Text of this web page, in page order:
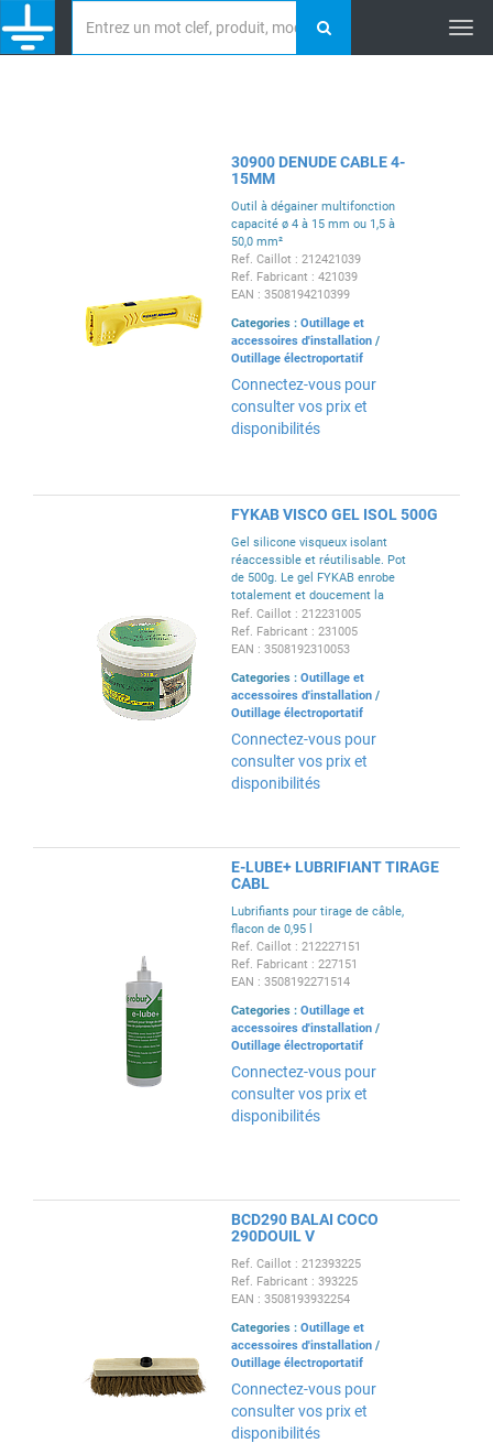
30900 DENUDE CABLE 4-
15MM
Outil à dégainer multifonction
capacité ø 4 à 15 mm ou 1,5 à
50,0 mm²
Ref. Caillot : 212421039
Ref. Fabricant : 421039
EAN : 3508194210399
Categories : Outillage et
accessoires d'installation /
Outillage électroportatif
Connectez-vous pour
consulter vos prix et
disponibilités
FYKAB VISCO GEL ISOL 500G
Gel silicone visqueux isolant
réaccessible et réutilisable. Pot
de 500g. Le gel FYKAB enrobe
totalement et doucement la
forme du produit sur lequel on le
pose.
Ref. Caillot : 212231005
Ref. Fabricant : 231005
EAN : 3508192310053
Categories : Outillage et
accessoires d'installation /
Outillage électroportatif
Connectez-vous pour
consulter vos prix et
disponibilités
E-LUBE+ LUBRIFIANT TIRAGE
CABL
Lubrifiants pour tirage de câble,
flacon de 0,95 l
Ref. Caillot : 212227151
Ref. Fabricant : 227151
EAN : 3508192271514
Categories : Outillage et
accessoires d'installation /
Outillage électroportatif
Connectez-vous pour
consulter vos prix et
disponibilités
BCD290 BALAI COCO
290DOUIL V
Ref. Caillot : 212393225
Ref. Fabricant : 393225
EAN : 3508193932254
Categories : Outillage et
accessoires d'installation /
Outillage électroportatif
Connectez-vous pour
consulter vos prix et
disponibilités